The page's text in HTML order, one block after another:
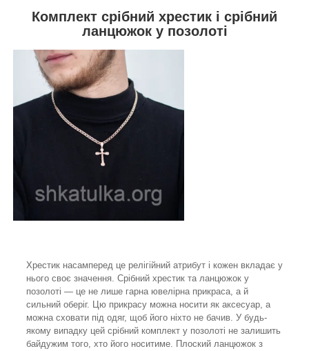
Комплект срібний хрестик і срібний
ланцюжок у позолоті
Хрестик насамперед це релігійний атрибут і кожен вкладає у
нього своє значення. Срібний хрестик та ланцюжок у
позолоті — це не лише гарна ювелірна прикраса, а й
сильний оберіг. Цю прикрасу можна носити як аксесуар, а
можна сховати під одяг, щоб його ніхто не бачив. У будь-
якому випадку цей срібний комплект у позолоті не залишить
байдужим того, хто його носитиме. Плоский ланцюжок з